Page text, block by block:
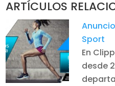
ARTÍCULOS
Sport
En
desde